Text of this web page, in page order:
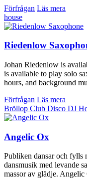
Förfrågan Läs mera
house
Riedenlow
Johan Riedenlow is
is available to play solo
hours, and background
Förfrågan Läs mera
Bröllop Club Disco DJ
Angelic Ox
Publiken dansar och fylls
dansmusik med levande
massor av glädje.